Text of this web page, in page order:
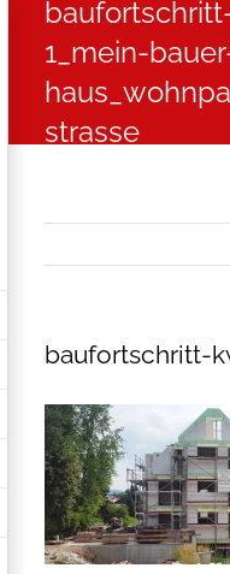
1_mein-
strasse
baufortschritt-